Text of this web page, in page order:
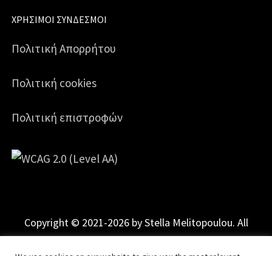
ΧΡΉΣΙΜΟΙ ΣΎΝΔΕΣΜΟΙ
Πολιτική Απορρήτου
Πολιτική cookies
Πολιτική επιστροφών
Copyright © 2021-2026 by Stella Melitopoulou. All
Rights Reserved.